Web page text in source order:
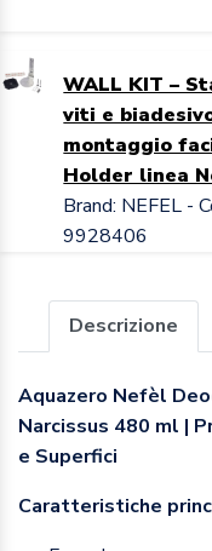
WALL KIT –
viti e
montaggio
Holder linea
Brand: NEFEL -
9928406
Descrizione
Aquazero Nefèl
Narcissus 480 ml |
e Superfici
Caratteristiche